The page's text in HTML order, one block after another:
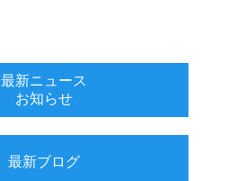
最新ニュース
お知らせ
最新ブログ